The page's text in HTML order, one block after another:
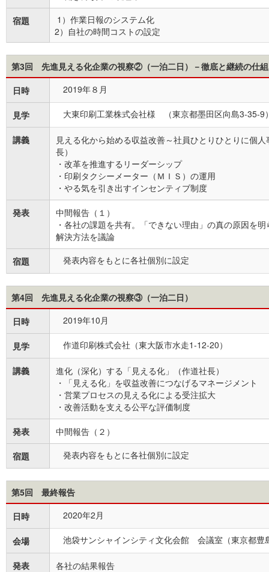
宿題
1）作業日報のシステム化
2）自社の時間コストの設定
第3回 先進見える化企業の視察②（一泊二日）－徹底と継続の仕
日時
2019年８月
見学 大東印刷工業株式会社様 （東京都墨田区向島3-35-9
講義
見える化から始める収益改善～社員ひとりひとりに個
長）
・改革を推進するリーダーシップ
・印刷タクシーメーター（ＭＩＳ）の運用
・やる気を引き出すインセンティブ制度
発表
中間報告（１）
・各社の課題を共有。「できない理由」の真の原因を
解決方法を議論
宿題 発表内容をもとに各社個別に設定
第4回 先進見える化企業の視察③（一泊二日）
日時
2019年10月
見学 作道印刷株式会社（東大阪市水走1-12-20）
講義
進化（深化）する「見える化」（作道社長）
・「見える化」を収益改善につなげるマネージメント
・営業プロセスの見える化による受注拡大
・改善活動を支える公平な評価制度
発表 中間報告（２）
宿題 発表内容をもとに各社個別に設定
第5回 最終報告
日時
2020年2月
会場 池袋サンシャインシティ文化会館 会議室（東京都豊
発表 各社の結果報告